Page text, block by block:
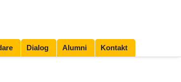
Dialog Alumni Kontakt